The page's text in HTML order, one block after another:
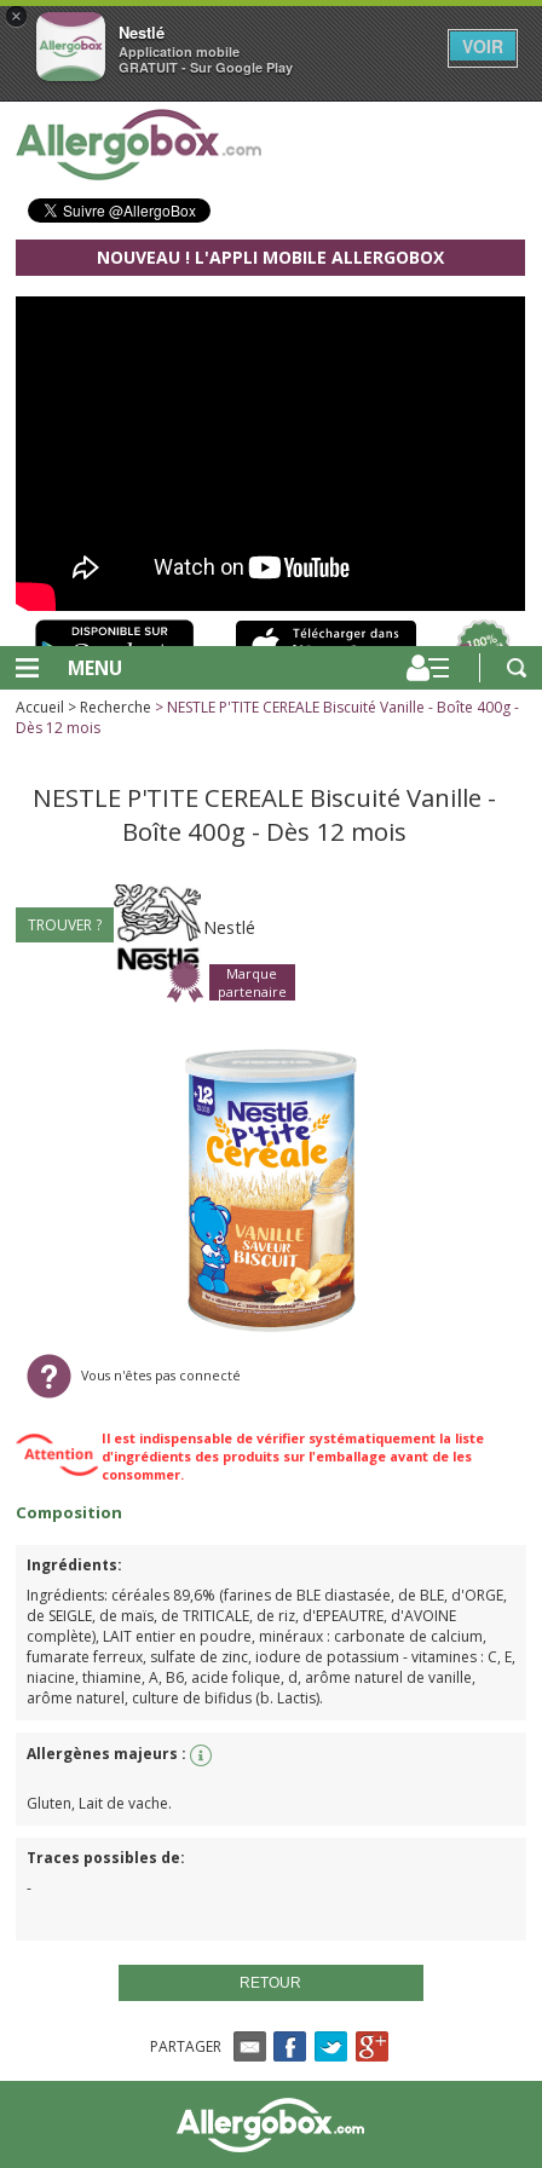
×
Nestlé
Application mobile
GRATUIT - Sur Google Play
VOIR
Aller au contenu principal
NOUVEAU ! L'APPLI MOBILE ALLERGOBOX
MENU
Accueil > Recherche > NESTLE P'TITE CEREALE Biscuité Vanille - Boîte 400g -
Dès 12 mois
NESTLE P'TITE CEREALE Biscuité Vanille -
Boîte 400g - Dès 12 mois
TROUVER ? Nestlé
Marque
partenaire
Vous n'êtes pas connecté
Il est indispensable de vérifier systématiquement la liste
d'ingrédients des produits sur l'emballage avant de les
consommer.
Composition
Ingrédients:
Ingrédients: céréales 89,6% (farines de BLE diastasée, de BLE, d'ORGE,
de SEIGLE, de maïs, de TRITICALE, de riz, d'EPEAUTRE, d'AVOINE
complète), LAIT entier en poudre, minéraux : carbonate de calcium,
fumarate ferreux, sulfate de zinc, iodure de potassium - vitamines : C, E,
niacine, thiamine, A, B6, acide folique, d, arôme naturel de vanille,
arôme naturel, culture de bifidus (b. Lactis).
Allergènes majeurs :
Gluten, Lait de vache.
Traces possibles de:
-
RETOUR
PARTAGER